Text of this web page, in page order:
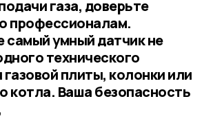
газа, доверьте
профессионалам.
умный датчик не
технического
плиты, колонки или
котла. Ваша безопасность